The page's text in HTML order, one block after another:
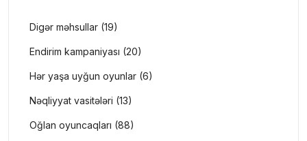
Digər məhsullar (19)
Endirim kampaniyası (20)
Hər yaşa uyğun oyunlar (6)
Nəqliyyat vasitələri (13)
Oğlan oyuncaqları (88)